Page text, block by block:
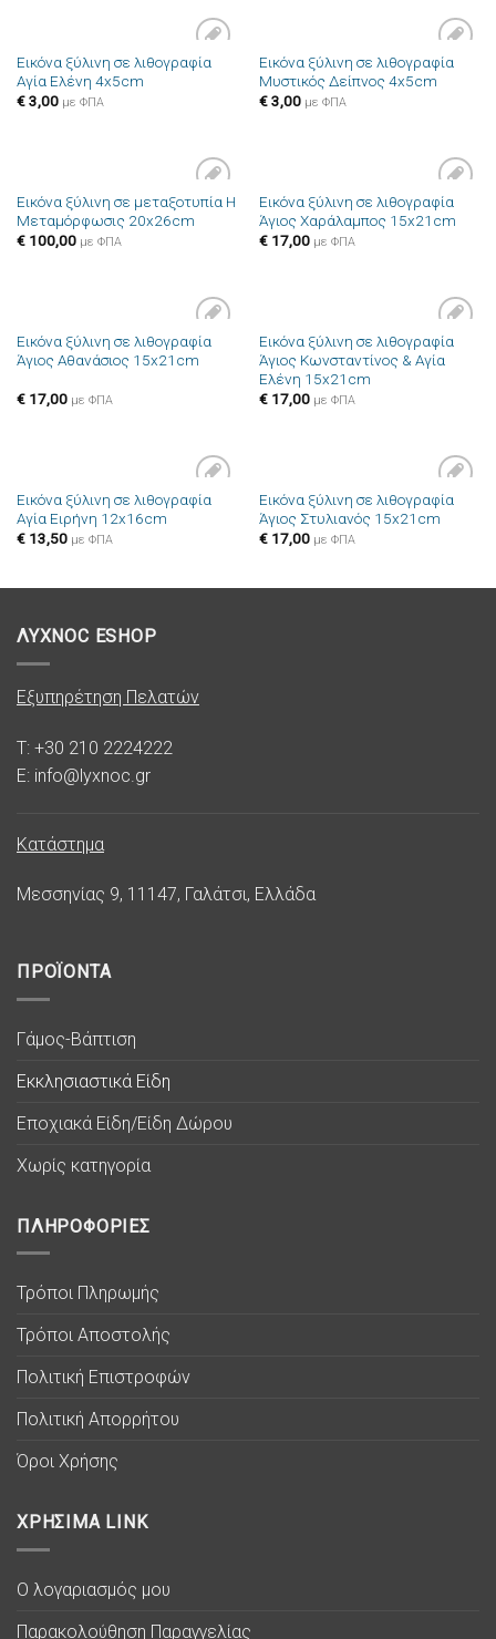
Πρόσθήκη
Εικόνα ξύλινη σε λιθογραφία
Αγία Ελένη 4x5cm
€3,00 με ΦΠΑ
Πρόσθήκη
στην λίστα
Εικόνα ξύλινη σε λιθογραφία
Μυστικός Δείπνος 4x5cm
€3,00 με ΦΠΑ
Πρόσθήκη
στην λίστα
Εικόνα ξύλινη σε μεταξοτυπία Η
Μεταμόρφωσις 20x26cm
€100,00 με ΦΠΑ
Πρόσθήκη
στην λίστα
Εικόνα ξύλινη σε λιθογραφία
Άγιος Χαράλαμπος 15x21cm
€17,00 με ΦΠΑ
Πρόσθήκη
στην λίστα
Εικόνα ξύλινη σε λιθογραφία
Άγιος Αθανάσιος 15x21cm
€17,00 με ΦΠΑ
Πρόσθήκη
στην λίστα
Εικόνα ξύλινη σε λιθογραφία
Άγιος Κωνσταντίνος & Αγία
Ελένη 15x21cm
€17,00 με ΦΠΑ
Πρόσθήκη
στην λίστα
Εικόνα ξύλινη σε λιθογραφία
Αγία Ειρήνη 12x16cm
€13,50 με ΦΠΑ
Πρόσθήκη
στην λίστα
Εικόνα ξύλινη σε λιθογραφία
Άγιος Στυλιανός 15x21cm
€17,00 με ΦΠΑ
ΛΥΧΝΟC ESHOP
Εξυπηρέτηση Πελατών
T: +30 210 2224222
E: info@lyxnoc.gr
Κατάστημα
Μεσσηνίας 9, 11147, Γαλάτσι, Ελλάδα
ΠΡΟΪΟΝΤΑ
Γάμος-Βάπτιση
Εκκλησιαστικά Είδη
Εποχιακά Είδη/Είδη Δώρου
Χωρίς κατηγορία
ΠΛΗΡΟΦΟΡΙΕΣ
Τρόποι Πληρωμής
Τρόποι Αποστολής
Πολιτική Επιστροφών
Πολιτική Απορρήτου
Όροι Χρήσης
ΧΡΗΣΙΜΑ LINK
Ο λογαριασμός μου
Παρακολούθηση Παραγγελίας